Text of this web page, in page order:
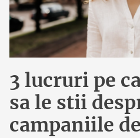
3 lucruri pe
sa le stii
campaniile